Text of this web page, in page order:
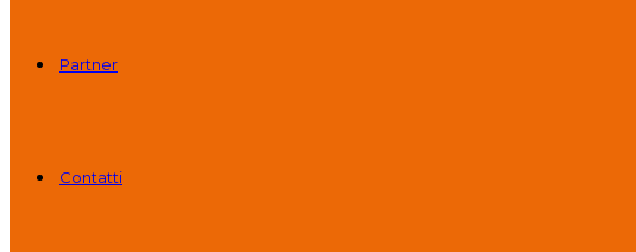
Partner
Contatti